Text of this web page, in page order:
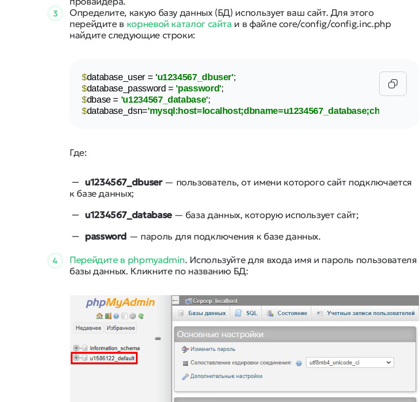
3
Определите, какую базу данных (БД) использует ваш сайт. Для этого
перейдите в корневой каталог сайта и в файле core/config/config.inc.php
найдите следующие строки:
$database_user = 'u1234567_dbuser';
$database_password = 'password';
$dbase = 'u1234567_database';
$database_dsn='mysql:host=localhost;dbname=u1234567_database;charset=utf8'
Где:
u1234567_dbuser— пользователь, от имени которого сайт подключается
к базе данных;
u1234567_database— база данных, которую использует сайт;
password — пароль для подключения к базе данных.
4 Перейдите в phpmyadmin. Используйте для входа имя и пароль пользователя
базы данных. Кликните по названию БД: